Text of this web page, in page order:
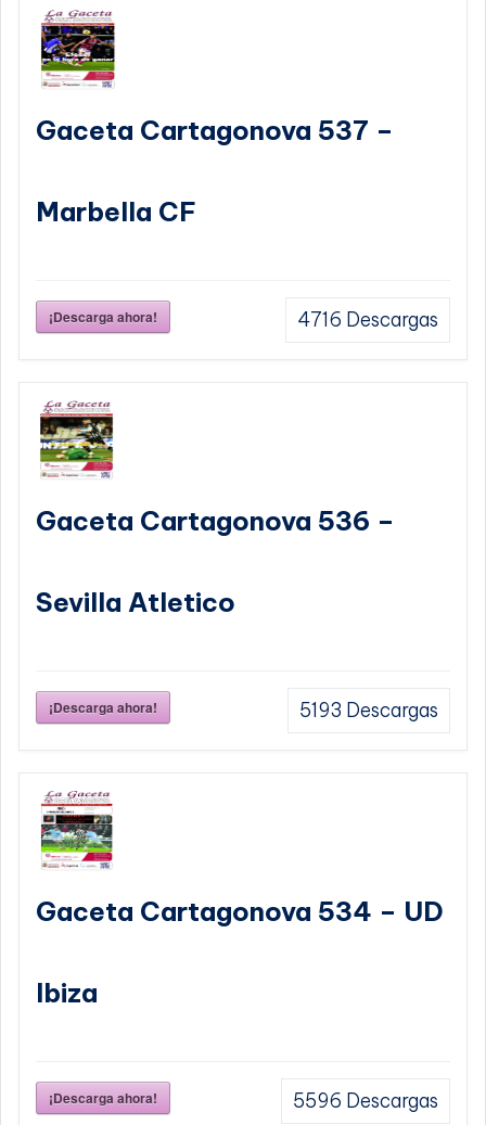
Gaceta Cartagonova 537 –
Marbella CF
¡Descarga ahora! 4716 Descargas
Gaceta Cartagonova 536 –
Sevilla Atletico
¡Descarga ahora! 5193 Descargas
Gaceta Cartagonova 534 – UD
Ibiza
¡Descarga ahora! 5596 Descargas